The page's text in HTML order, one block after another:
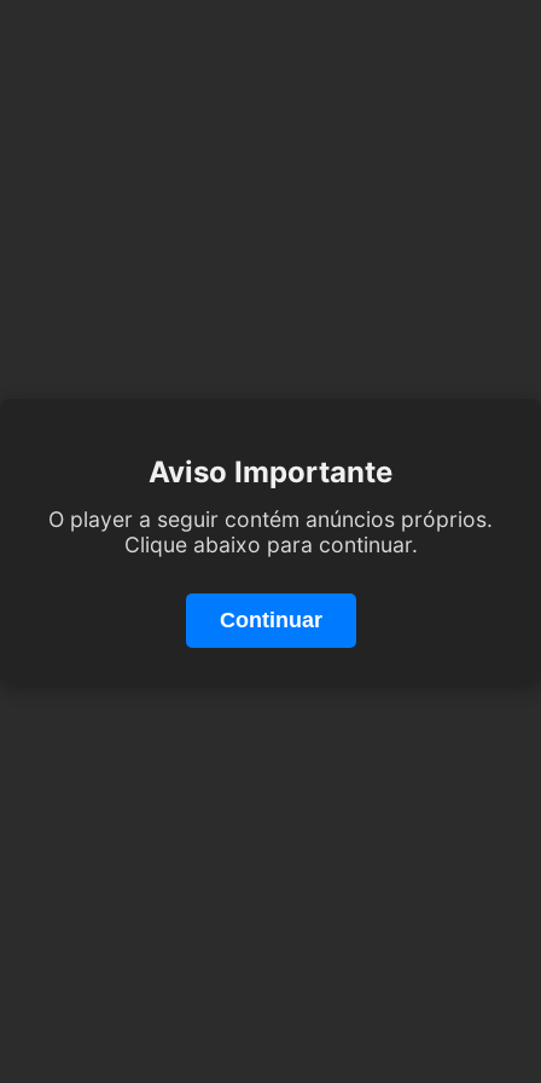
Aviso Importante
O player a seguir contém anúncios próprios.
Clique abaixo para continuar.
Continuar